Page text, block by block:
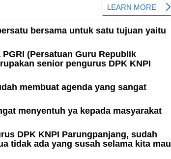
bersama untuk satu tujuan yaitu
(Persatuan Guru Republik
senior pengurus DPK KNPI
membuat agenda yang sangat
menyentuh ya kepada masyarakat
DPK KNPI Parungpanjang, sudah
tidak ada yang susah selama kita mau